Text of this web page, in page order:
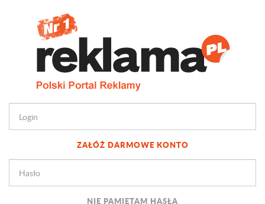
ZAŁÓŻ DARMOWE KONTO
NIE PAMIĘTAM HASŁA